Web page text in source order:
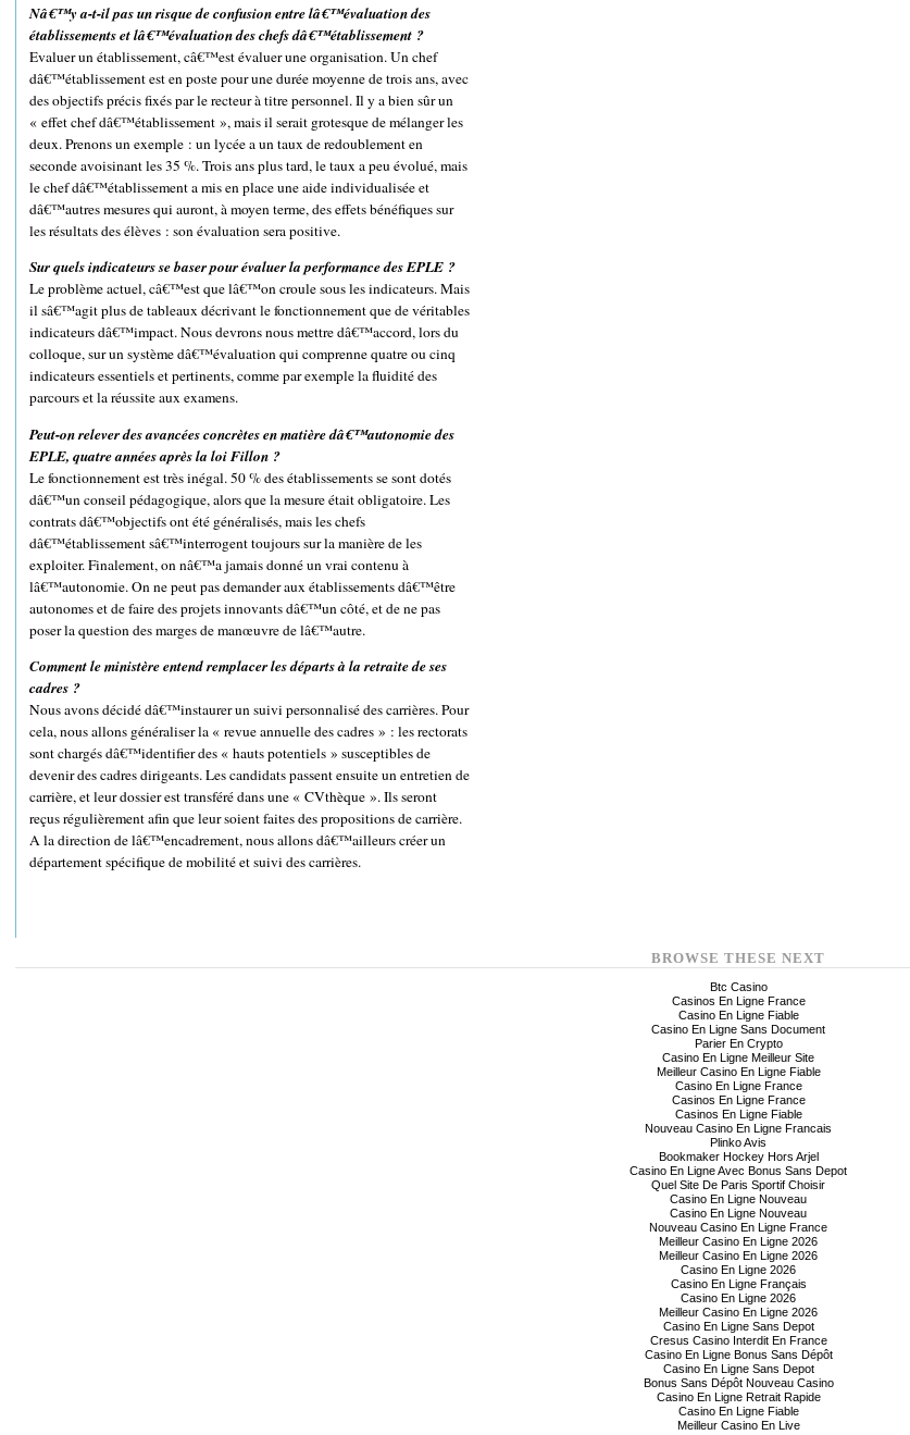
Nâ€™y a-t-il pas un risque de confusion entre lâ€™évaluation des
établissements et lâ€™évaluation des chefs dâ€™établissement ?
Evaluer un établissement, câ€™est évaluer une organisation. Un chef
dâ€™établissement est en poste pour une durée moyenne de trois ans, avec
des objectifs précis fixés par le recteur à titre personnel. Il y a bien sûr un
« effet chef dâ€™établissement », mais il serait grotesque de mélanger les
deux. Prenons un exemple : un lycée a un taux de redoublement en
seconde avoisinant les 35 %. Trois ans plus tard, le taux a peu évolué, mais
le chef dâ€™établissement a mis en place une aide individualisée et
dâ€™autres mesures qui auront, à moyen terme, des effets bénéfiques sur
les résultats des élèves : son évaluation sera positive.
Sur quels indicateurs se baser pour évaluer la performance des EPLE ?
Le problème actuel, câ€™est que lâ€™on croule sous les indicateurs. Mais
il sâ€™agit plus de tableaux décrivant le fonctionnement que de véritables
indicateurs dâ€™impact. Nous devrons nous mettre dâ€™accord, lors du
colloque, sur un système dâ€™évaluation qui comprenne quatre ou cinq
indicateurs essentiels et pertinents, comme par exemple la fluidité des
parcours et la réussite aux examens.
Peut-on relever des avancées concrètes en matière dâ€™autonomie des
EPLE, quatre années après la loi Fillon ?
Le fonctionnement est très inégal. 50 % des établissements se sont dotés
dâ€™un conseil pédagogique, alors que la mesure était obligatoire. Les
contrats dâ€™objectifs ont été généralisés, mais les chefs
dâ€™établissement sâ€™interrogent toujours sur la manière de les
exploiter. Finalement, on nâ€™a jamais donné un vrai contenu à
lâ€™autonomie. On ne peut pas demander aux établissements dâ€™être
autonomes et de faire des projets innovants dâ€™un côté, et de ne pas
poser la question des marges de manœuvre de lâ€™autre.
Comment le ministère entend remplacer les départs à la retraite de ses
cadres ?
Nous avons décidé dâ€™instaurer un suivi personnalisé des carrières. Pour
cela, nous allons généraliser la « revue annuelle des cadres » : les rectorats
sont chargés dâ€™identifier des « hauts potentiels » susceptibles de
devenir des cadres dirigeants. Les candidats passent ensuite un entretien de
carrière, et leur dossier est transféré dans une « CVthèque ». Ils seront
reçus régulièrement afin que leur soient faites des propositions de carrière.
A la direction de lâ€™encadrement, nous allons dâ€™ailleurs créer un
département spécifique de mobilité et suivi des carrières.
BROWSE THESE NEXT
Btc Casino
Casinos En Ligne France
Casino En Ligne Fiable
Casino En Ligne Sans Document
Parier En Crypto
Casino En Ligne Meilleur Site
Meilleur Casino En Ligne Fiable
Casino En Ligne France
Casinos En Ligne France
Casinos En Ligne Fiable
Nouveau Casino En Ligne Francais
Plinko Avis
Bookmaker Hockey Hors Arjel
Casino En Ligne Avec Bonus Sans Depot
Quel Site De Paris Sportif Choisir
Casino En Ligne Nouveau
Casino En Ligne Nouveau
Nouveau Casino En Ligne France
Meilleur Casino En Ligne 2026
Meilleur Casino En Ligne 2026
Casino En Ligne 2026
Casino En Ligne Français
Casino En Ligne 2026
Meilleur Casino En Ligne 2026
Casino En Ligne Sans Depot
Cresus Casino Interdit En France
Casino En Ligne Bonus Sans Dépôt
Casino En Ligne Sans Depot
Bonus Sans Dépôt Nouveau Casino
Casino En Ligne Retrait Rapide
Casino En Ligne Fiable
Meilleur Casino En Live